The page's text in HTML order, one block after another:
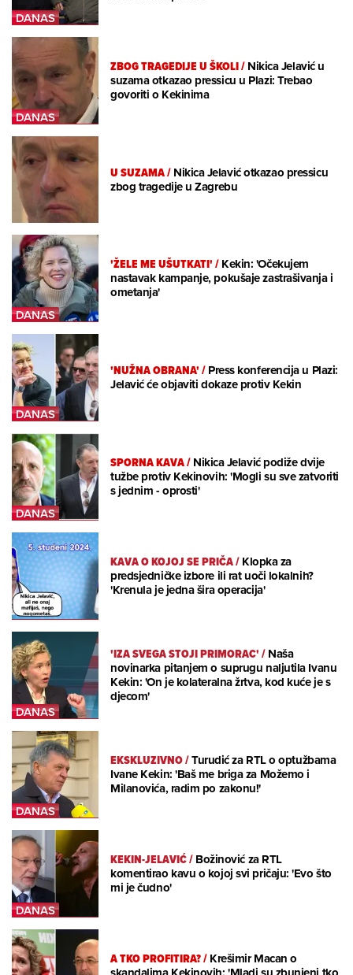
ZBOG TRAGEDIJE U ŠKOLI/Nikica Jelavić u
suzama otkazao pressicu u Plazi: Trebao
govoriti o Kekinima
U SUZAMA/Nikica Jelavić otkazao pressicu
zbog tragedije u Zagrebu
'ŽELE ME UŠUTKATI'/Kekin: 'Očekujem
nastavak kampanje, pokušaje zastrašivanja i
ometanja'
'NUŽNA OBRANA'/Press konferencija u Plazi:
Jelavić će objaviti dokaze protiv Kekin
SPORNA KAVA/Nikica Jelavić podiže dvije
tužbe protiv Kekinovih: 'Mogli su sve zatvoriti
s jednim - oprosti'
KAVA O KOJOJ SE PRIČA/Klopka za
predsjedničke izbore ili rat uoči lokalnih?
'Krenula je jedna šira operacija'
'IZA SVEGA STOJI PRIMORAC'/Naša
novinarka pitanjem o suprugu naljutila Ivanu
Kekin: 'On je kolateralna žrtva, kod kuće je s
djecom'
EKSKLUZIVNO/Turudić za RTL o optužbama
Ivane Kekin: 'Baš me briga za Možemo i
Milanovića, radim po zakonu!'
KEKIN-JELAVIĆ/Božinović za RTL
komentirao kavu o kojoj svi pričaju: 'Evo što
mi je čudno'
A TKO PROFITIRA?/Krešimir Macan o